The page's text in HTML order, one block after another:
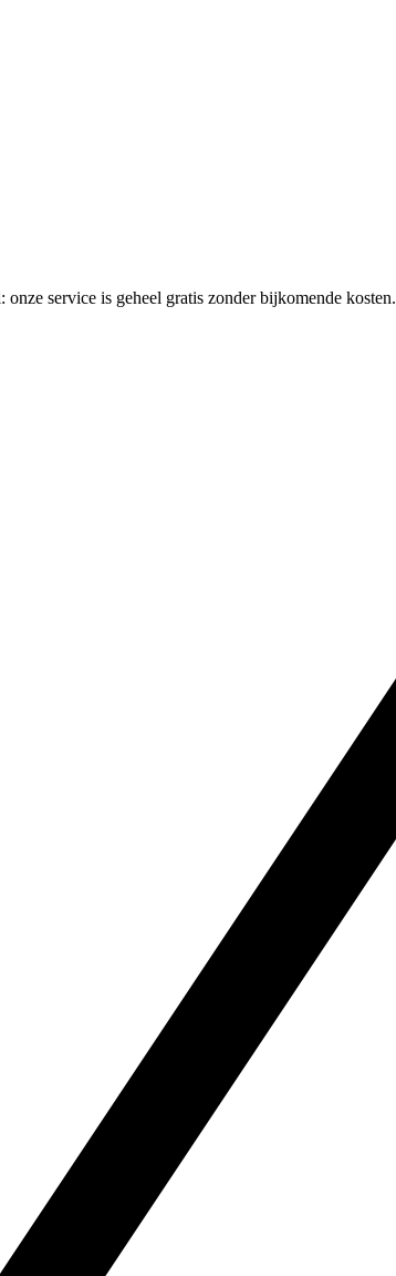
service is geheel gratis zonder bijkomende kosten.